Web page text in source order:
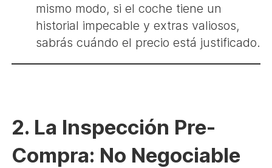
mismo modo, si el coche tiene un
historial impecable y extras valiosos,
sabrás cuándo el precio está justificado.
2. La Inspección Pre-
Compra: No Negociable